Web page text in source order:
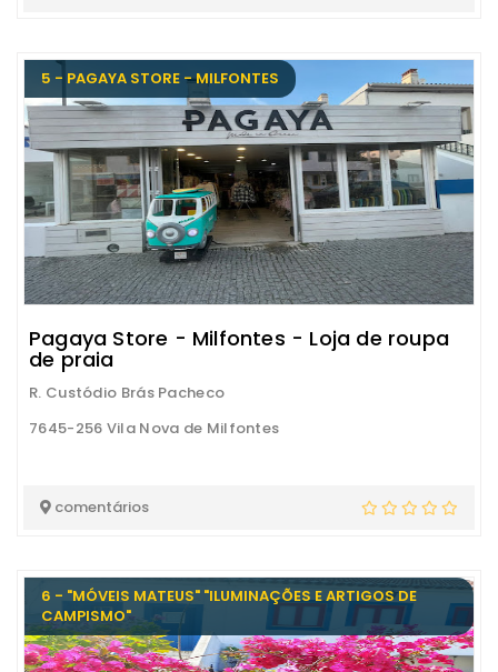
5 - PAGAYA STORE - MILFONTES
Pagaya Store - Milfontes - Loja de roupa
de praia
R. Custódio Brás Pacheco
7645-256 Vila Nova de Milfontes
comentários
6 - "MÓVEIS MATEUS" "ILUMINAÇÕES E ARTIGOS DE
CAMPISMO"